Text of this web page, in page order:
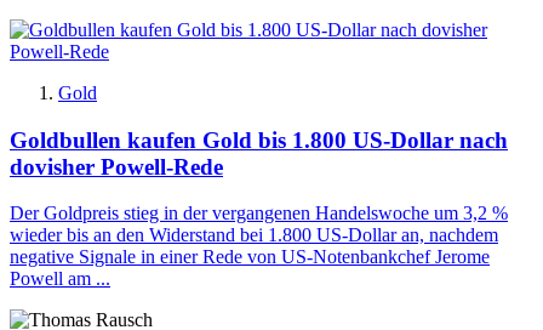
Gold
Goldbullen kaufen Gold bis 1.800 US-Dollar nach
dovisher Powell-Rede
Der Goldpreis stieg in der vergangenen Handelswoche um 3,2 %
wieder bis an den Widerstand bei 1.800 US-Dollar an, nachdem
negative Signale in einer Rede von US-Notenbankchef Jerome
Powell am ...